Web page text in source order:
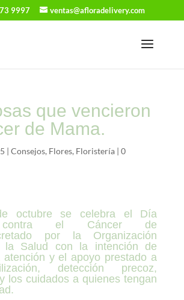
9997 ventas@afloradelivery.com
que vencieron
de Mama.
| Consejos, Flores, Floristería| 0
octubre se celebra el Día
contra el Cáncer de
por la Organización
la Salud con la intención de
atención y el apoyo prestado a
detección precoz,
los cuidados a quienes tengan